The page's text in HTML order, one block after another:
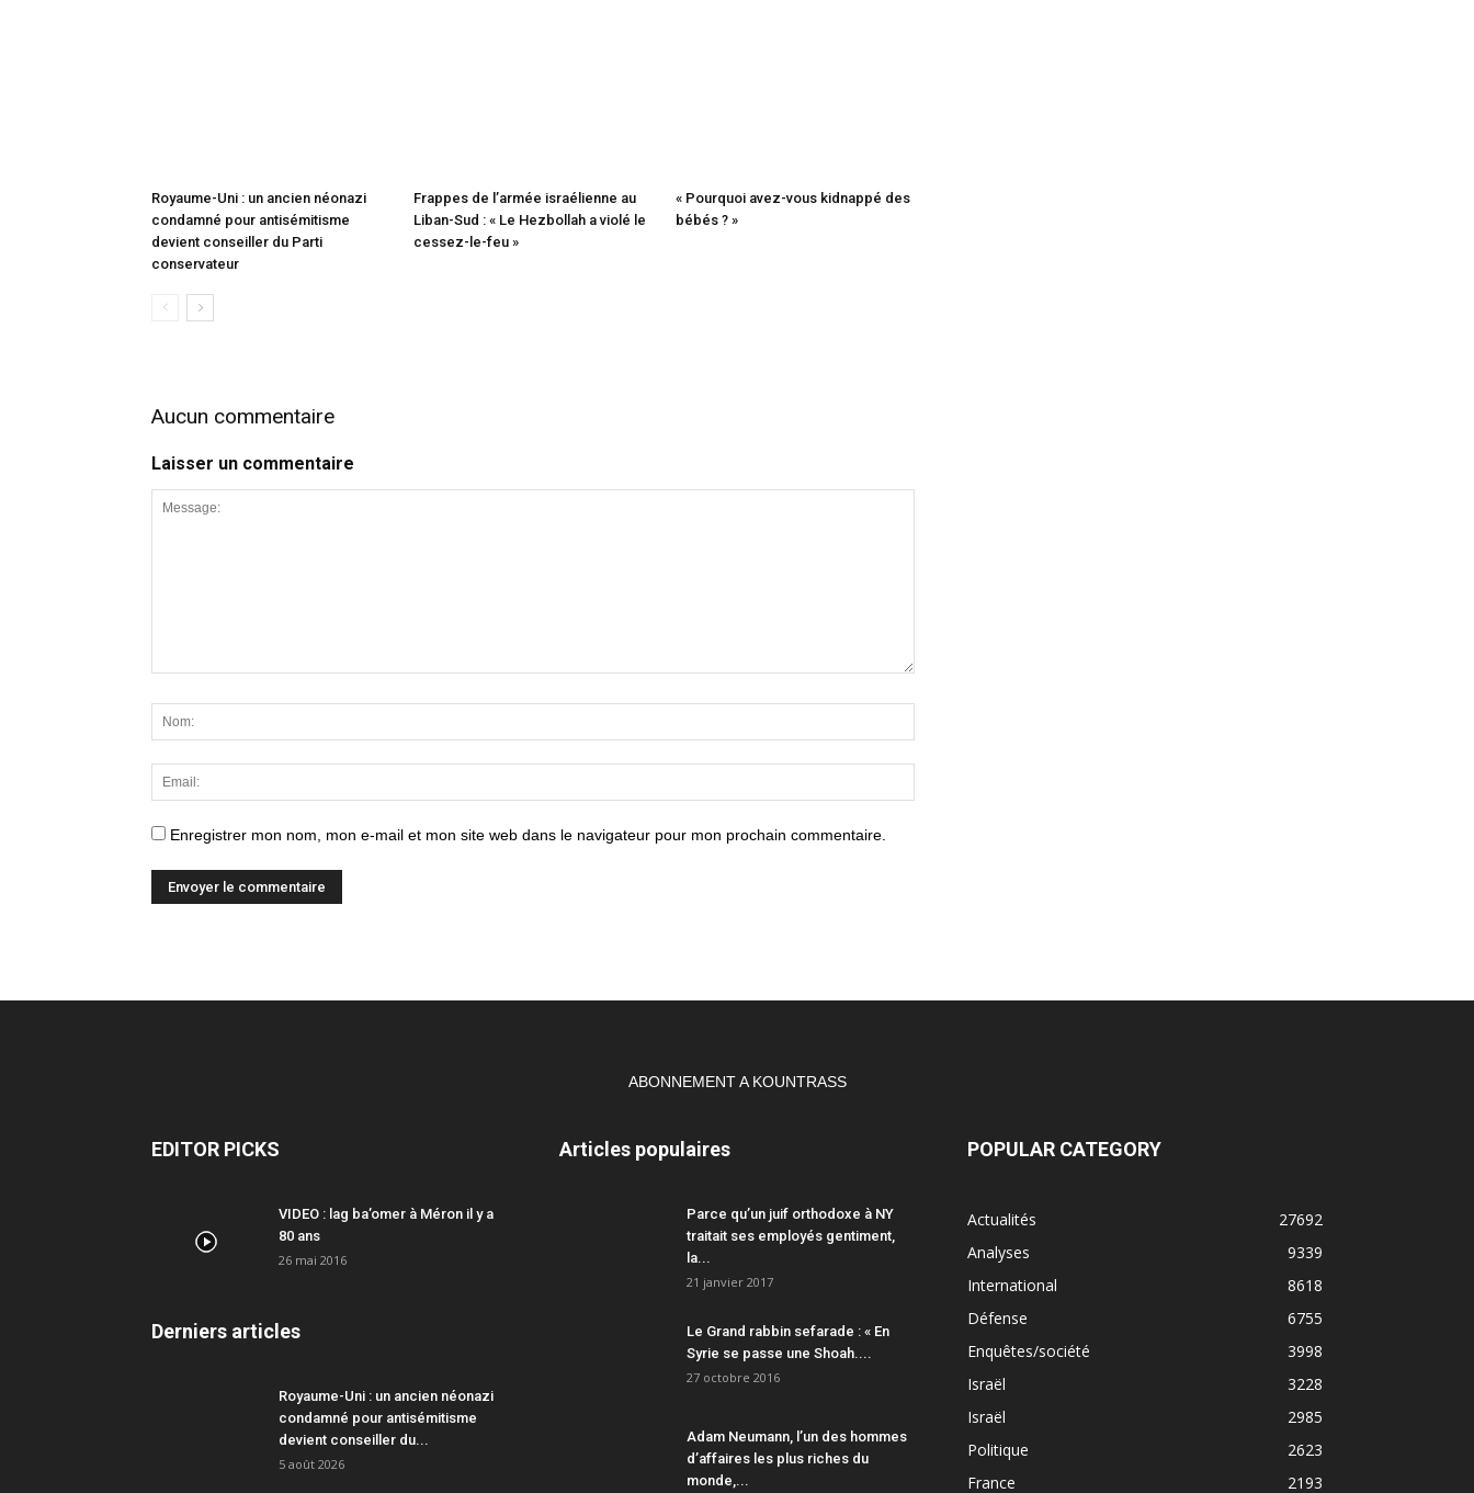
Royaume-Uni : un ancien néonazi
condamné pour antisémitisme
devient conseiller du Parti
conservateur
Frappes de l’armée israélienne au
Liban-Sud : « Le Hezbollah a violé le
cessez-le-feu »
« Pourquoi avez-vous kidnappé des
bébés ? »
Aucun commentaire
Laisser un commentaire
Enregistrer mon nom, mon e-mail et mon site web dans le navigateur pour mon prochain commentaire.
ABONNEMENT A KOUNTRASS
EDITOR PICKS
VIDEO : lag ba’omer à Méron il y a
80 ans
26 mai 2016
Derniers articles
Royaume-Uni : un ancien néonazi
condamné pour antisémitisme
devient conseiller du...
5 août 2026
Articles populaires
Parce qu’un juif orthodoxe à NY
traitait ses employés gentiment,
la...
21 janvier 2017
Le Grand rabbin sefarade : « En
Syrie se passe une Shoah....
27 octobre 2016
Adam Neumann, l’un des hommes
d’affaires les plus riches du
monde,...
POPULAR CATEGORY
Actualités
27692
Analyses
9339
International
8618
Défense
6755
Enquêtes/société
3998
Israël
3228
Israël
2985
Politique
2623
France
2193